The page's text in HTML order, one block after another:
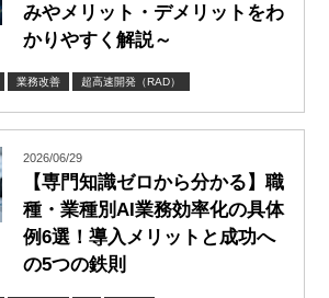
みやメリット・デメリットをわ
かりやすく解説～
業務改善 超高速開発（RAD）
2026/06/29
【専門知識ゼロから分かる】職
種・業種別AI業務効率化の具体
例6選！導入メリットと成功へ
の5つの鉄則